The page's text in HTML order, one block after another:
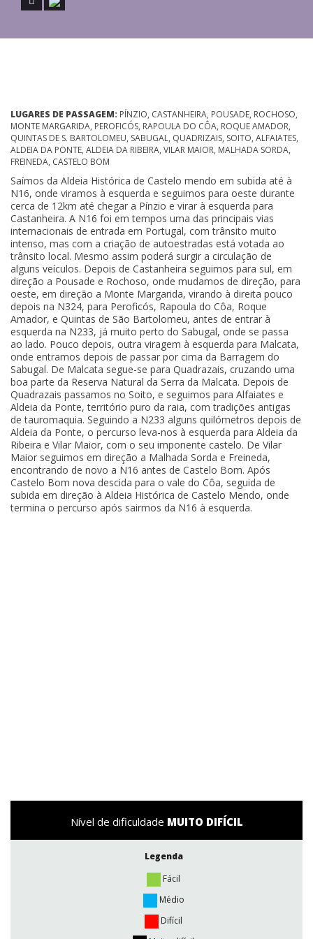
LUGARES DE PASSAGEM: PÍNZIO, CASTANHEIRA, POUSADE, ROCHOSO,
MONTE MARGARIDA, PEROFICÓS, RAPOULA DO CÔA, ROQUE AMADOR,
QUINTAS DE S. BARTOLOMEU, SABUGAL, QUADRIZAIS, SOITO, ALFAIATES,
ALDEIA DA PONTE, ALDEIA DA RIBEIRA, VILAR MAIOR, MALHADA SORDA,
FREINEDA, CASTELO BOM
Saímos da Aldeia Histórica de Castelo mendo em subida até à
N16, onde viramos à esquerda e seguimos para oeste durante
cerca de 12km até chegar a Pínzio e virar à esquerda para
Castanheira. A N16 foi em tempos uma das principais vias
internacionais de entrada em Portugal, com trânsito muito
intenso, mas com a criação de autoestradas está votada ao
trânsito local. Mesmo assim poderá surgir a circulação de
alguns veículos. Depois de Castanheira seguimos para sul, em
direção a Pousade e Rochoso, onde mudamos de direção, para
oeste, em direção a Monte Margarida, virando à direita pouco
depois na N324, para Peroficós, Rapoula do Côa, Roque
Amador, e Quintas de São Bartolomeu, antes de entrar à
esquerda na N233, já muito perto do Sabugal, onde se passa
ao lado. Pouco depois, outra viragem à esquerda para Malcata,
onde entramos depois de passar por cima da Barragem do
Sabugal. De Malcata segue-se para Quadrazais, cruzando uma
boa parte da Reserva Natural da Serra da Malcata. Depois de
Quadrazais passamos no Soito, e seguimos para Alfaiates e
Aldeia da Ponte, território puro da raia, com tradições antigas
de tauromaquia. Seguindo a N233 alguns quilómetros depois de
Aldeia da Ponte, o percurso leva-nos à esquerda para Aldeia da
Ribeira e Vilar Maior, com o seu imponente castelo. De Vilar
Maior seguimos em direção a Malhada Sorda e Freineda,
encontrando de novo a N16 antes de Castelo Bom. Após
Castelo Bom nova descida para o vale do Côa, seguida de
subida em direção à Aldeia Histórica de Castelo Mendo, onde
termina o percurso após sairmos da N16 à esquerda.
Nível de dificuldade MUITO DIFÍCIL
Legenda
Fácil
Médio
Difícil